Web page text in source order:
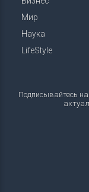
Мир
Наука
LifeStyle
Подписывайтесь